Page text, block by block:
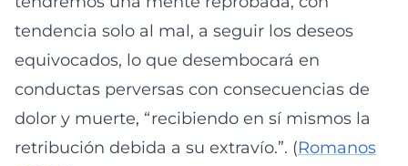
tendencia solo al mal, a seguir los deseos
equivocados, lo que desembocará en
conductas perversas con consecuencias de
dolor y muerte, “recibiendo en sí mismos la
retribución debida a su extravío.”. (Romanos